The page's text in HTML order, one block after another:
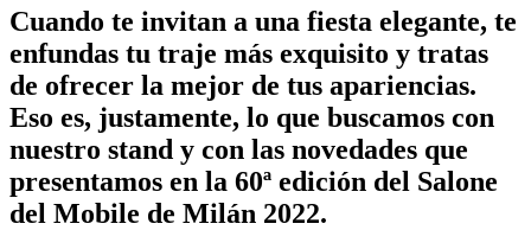
Cuando te invitan a una fiesta elegante, te
enfundas tu traje más exquisito y tratas
de ofrecer la mejor de tus apariencias.
Eso es, justamente, lo que buscamos con
nuestro stand y con las novedades que
presentamos en la 60ª edición del Salone
del Mobile de Milán 2022.